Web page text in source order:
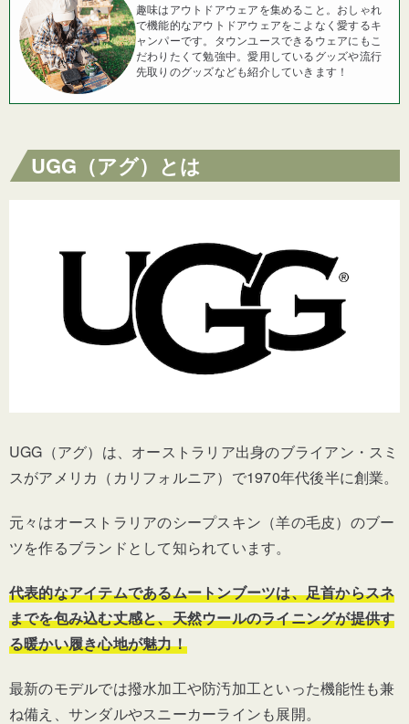
趣味はアウトドアウェアを集めること。おしゃれ
で機能的なアウトドアウェアをこよなく愛するキ
ャンパーです。タウンユースできるウェアにもこ
だわりたくて勉強中。愛用しているグッズや流行
先取りのグッズなども紹介していきます！
UGG（アグ）とは
UGG（アグ）は、オーストラリア出身のブライアン・スミ
スがアメリカ（カリフォルニア）で1970年代後半に創業。
元々はオーストラリアのシープスキン（羊の毛皮）のブー
ツを作るブランドとして知られています。
代表的なアイテムであるムートンブーツは、足首からスネ
までを包み込む丈感と、天然ウールのライニングが提供す
る暖かい履き心地が魅力！
最新のモデルでは撥水加工や防汚加工といった機能性も兼
ね備え、サンダルやスニーカーラインも展開。